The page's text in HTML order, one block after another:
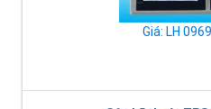
Giá: LH